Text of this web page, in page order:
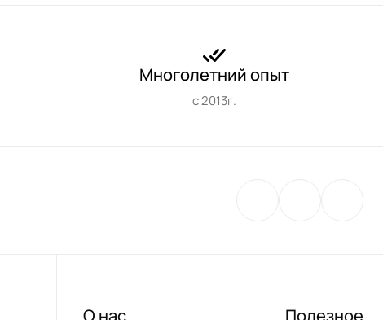
Многолетний опыт
с 2013г.